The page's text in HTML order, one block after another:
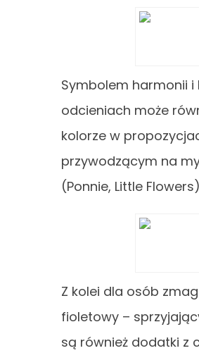
Symbolem harmonii
odcieniach może
kolorze w
przywodzącym na
(Ponnie, Little
Z kolei dla osób
fioletowy –
są również dodatki z